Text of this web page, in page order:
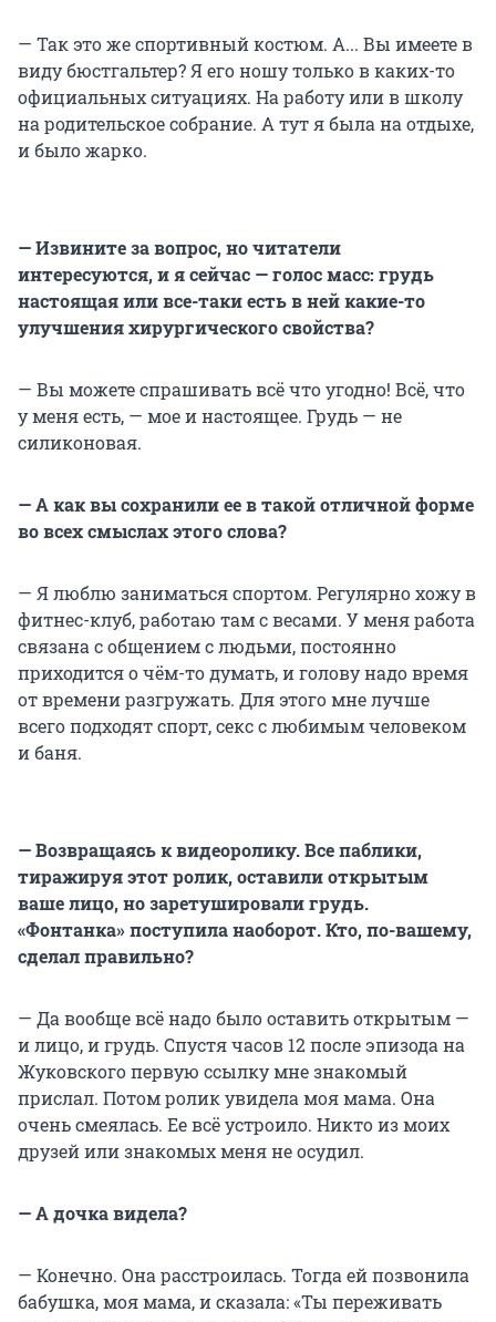
— Так это же спортивный костюм. А... Вы имеете в
виду бюстгальтер? Я его ношу только в каких-то
официальных ситуациях. На работу или в школу
на родительское собрание. А тут я была на отдыхе,
и было жарко.
— Извините за вопрос, но читатели
интересуются, и я сейчас — голос масс: грудь
настоящая или все-таки есть в ней какие-то
улучшения хирургического свойства?
— Вы можете спрашивать всё что угодно! Всё, что
у меня есть, — мое и настоящее. Грудь — не
силиконовая.
— А как вы сохранили ее в такой отличной форме
во всех смыслах этого слова?
— Я люблю заниматься спортом. Регулярно хожу в
фитнес-клуб, работаю там с весами. У меня работа
связана с общением с людьми, постоянно
приходится о чём-то думать, и голову надо время
от времени разгружать. Для этого мне лучше
всего подходят спорт, секс с любимым человеком
и баня.
— Возвращаясь к видеоролику. Все паблики,
тиражируя этот ролик, оставили открытым
ваше лицо, но заретушировали грудь.
«Фонтанка» поступила наоборот. Кто, по-вашему,
сделал правильно?
— Да вообще всё надо было оставить открытым —
и лицо, и грудь. Спустя часов 12 после эпизода на
Жуковского первую ссылку мне знакомый
прислал. Потом ролик увидела моя мама. Она
очень смеялась. Ее всё устроило. Никто из моих
друзей или знакомых меня не осудил.
— А дочка видела?
— Конечно. Она расстроилась. Тогда ей позвонила
бабушка, моя мама, и сказала: «Ты переживать